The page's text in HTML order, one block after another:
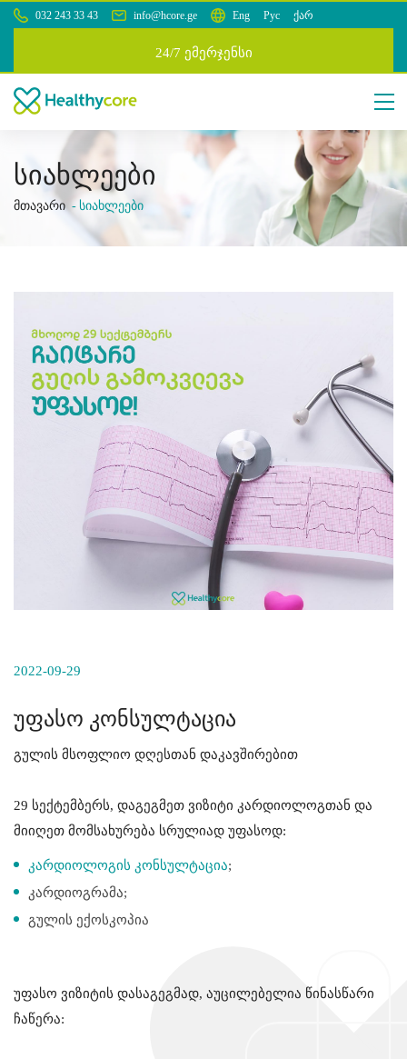
032 243 33 43 info@hcore.ge Eng Рус ქარ
24/7 ემერჯენსი
სიახლეები
მთავარი სიახლეები
2022-09-29
უფასო კონსულტაცია
გულის მსოფლიო დღესთან დაკავშირებით
29 სექტემბერს, დაგეგმეთ ვიზიტი კარდიოლოგთან და
მიიღეთ მომსახურება სრულიად უფასოდ:
კარდიოლოგის კონსულტაცია;
კარდიოგრამა;
გულის ექოსკოპია
უფასო ვიზიტის დასაგეგმად, აუცილებელია წინასწარი
ჩაწერა: